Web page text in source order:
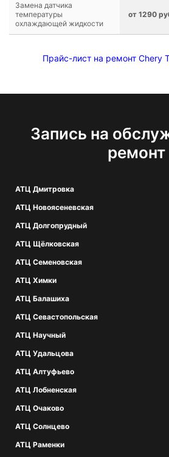
Замена датчика
температуры
охлаждающей жидкости
от 1290
Прайс-лист на ремонт Chery
Запись на
ремонт
АТЦ Дмитровка
АТЦ Новоясеневская
АТЦ Долгопрудный
АТЦ Щёлковская
АТЦ Семеновская
АТЦ Химки
АТЦ Балашиха
АТЦ Севастопольская
АТЦ Научный
АТЦ Удальцова
АТЦ Алтуфьево
АТЦ Лобненская
АТЦ Очаково
АТЦ Солнцево
АТЦ Раменки